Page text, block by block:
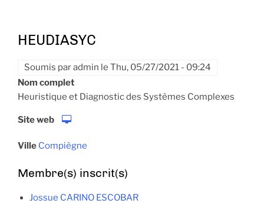
HEUDIASYC
Soumis paradmin le Thu, 05/27/2021 - 09:24
Nom complet
Heuristique et Diagnostic des Systèmes Complexes
Site web
Ville Compiègne
Membre(s) inscrit(s)
Jossue CARINO ESCOBAR